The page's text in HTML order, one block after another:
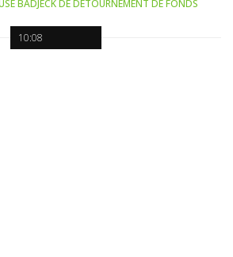
10:08
BADJECK DE DÉTOURNEMENT DE FONDS